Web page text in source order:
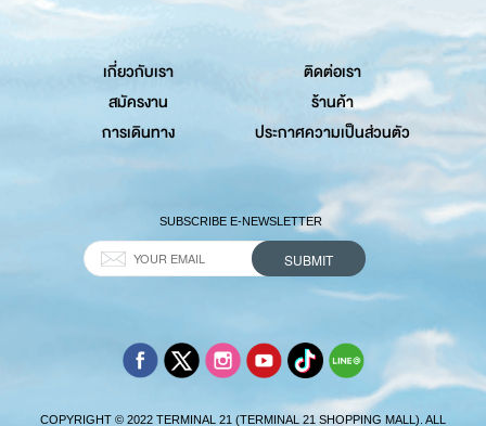
เกี่ยวกับเรา
ติดต่อเรา
สมัครงาน
ร้านค้า
การเดินทาง
ประกาศความเป็นส่วนตัว
SUBSCRIBE E-NEWSLETTER
COPYRIGHT © 2022 TERMINAL 21 (TERMINAL 21 SHOPPING MALL). ALL